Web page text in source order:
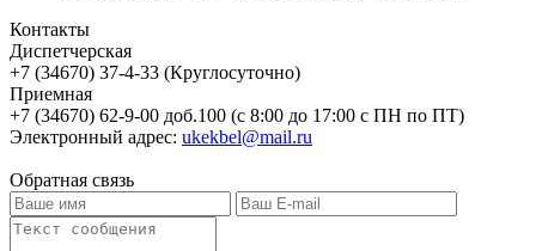
Контакты
Диспетчерская
+7 (34670) 37-4-33 (Круглосуточно)
Приемная
+7 (34670) 62-9-00 доб.100 (с 8:00 до 17:00 с ПН по ПТ)
Электронный адрес: ukekbel@mail.ru
Обратная связь